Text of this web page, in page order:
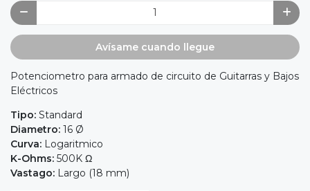
Avísame cuando llegue
Potenciometro para armado de circuito de Guitarras y Bajos
Eléctricos
Tipo: Standard
Diametro: 16 Ø
Curva: Logaritmico
K-Ohms: 500K Ω
Vastago: Largo (18 mm)